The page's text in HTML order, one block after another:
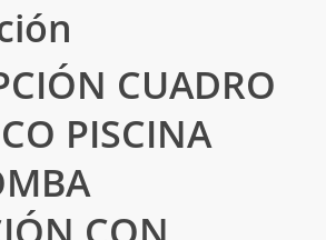
CUADRO
PISCINA